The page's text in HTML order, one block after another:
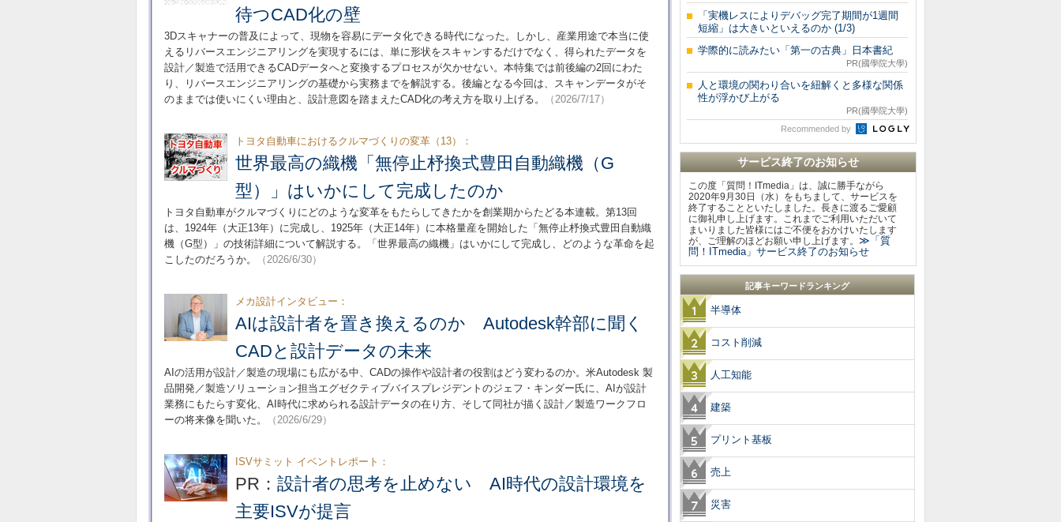
待つCAD化の壁
3Dスキャナーの普及によって、現物を容易にデータ化できる時代になった。しかし、産業用途で本当に使
えるリバースエンジニアリングを実現するには、単に形状をスキャンするだけでなく、得られたデータを
設計／製造で活用できるCADデータへと変換するプロセスが欠かせない。本特集では前後編の2回にわた
り、リバースエンジニアリングの基礎から実務までを解説する。後編となる今回は、スキャンデータがそ
のままでは使いにくい理由と、設計意図を踏まえたCAD化の考え方を取り上げる。
（2026/7/17）
トヨタ自動車におけるクルマづくりの変革（13）：
世界最高の織機「無停止杼換式豊田自動織機（G
型）」はいかにして完成したのか
トヨタ自動車がクルマづくりにどのような変革をもたらしてきたかを創業期からたどる本連載。第13回
は、1924年（大正13年）に完成し、1925年（大正14年）に本格量産を開始した「無停止杼換式豊田自動織
機（G型）」の技術詳細について解説する。「世界最高の織機」はいかにして完成し、どのような革命を起
こしたのだろうか。
（2026/6/30）
メカ設計インタビュー：
AIは設計者を置き換えるのか Autodesk幹部に聞く
CADと設計データの未来
AIの活用が設計／製造の現場にも広がる中、CADの操作や設計者の役割はどう変わるのか。米Autodesk 製
品開発／製造ソリューション担当エグゼクティブバイスプレジデントのジェフ・キンダー氏に、AIが設計
業務にもたらす変化、AI時代に求められる設計データの在り方、そして同社が描く設計／製造ワークフロ
ーの将来像を聞いた。
（2026/6/29）
ISVサミット イベントレポート：
PR： 設計者の思考を止めない AI時代の設計環境を
主要ISVが提言
「実機レスによりデバッグ完了期間が1週間
短縮」は大きいといえるのか (1/3)
学際的に読みたい「第一の古典」日本書紀
PR(國學院大學)
人と環境の関わり合いを紐解くと多様な関係
性が浮かび上がる
PR(國學院大學)
Recommended by
サービス終了のお知らせ
この度「質問！ITmedia」は、誠に勝手ながら
2020年9月30日（水）をもちまして、サービスを
終了することといたしました。長きに渡るご愛顧
に御礼申し上げます。これまでご利用いただいて
まいりました皆様にはご不便をおかけいたします
が、ご理解のほどお願い申し上げます。 ≫「質
問！ITmedia」サービス終了のお知らせ
記事キーワードランキング
半導体
コスト削減
人工知能
建築
プリント基板
売上
災害